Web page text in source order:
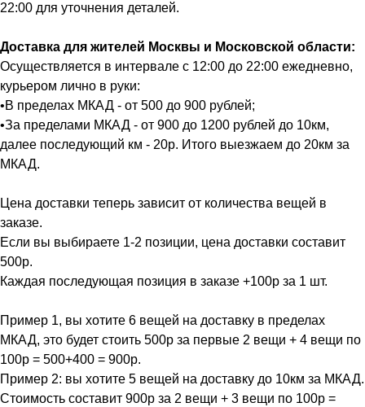
22:00 для уточнения деталей.
Доставка для жителей Москвы и Московской области:
Осуществляется в интервале с 12:00 до 22:00 ежедневно,
курьером лично в руки:
•В пределах МКАД - от 500 до 900 рублей;
•За пределами МКАД - от 900 до 1200 рублей до 10км,
далее последующий км - 20р. Итого выезжаем до 20км за
МКАД.
Цена доставки теперь зависит от количества вещей в
заказе.
Если вы выбираете 1-2 позиции, цена доставки составит
500р.
Каждая последующая позиция в заказе +100р за 1 шт.
Пример 1, вы хотите 6 вещей на доставку в пределах
МКАД, это будет стоить 500р за первые 2 вещи + 4 вещи по
100р = 500+400 = 900р.
Пример 2: вы хотите 5 вещей на доставку до 10км за МКАД.
Стоимость составит 900р за 2 вещи + 3 вещи по 100р =